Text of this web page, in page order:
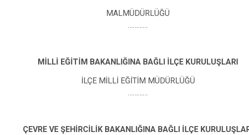
MALMÜDÜRLÜĞÜ
…………
MİLLİ EĞİTİM BAKANLIĞINA BAĞLI İLÇE KURULUŞLARI
İLÇE MİLLİ EĞİTİM MÜDÜRLÜĞÜ
…………
ÇEVRE VE ŞEHİRCİLİK BAKANLIĞINA BAĞLI İLÇE